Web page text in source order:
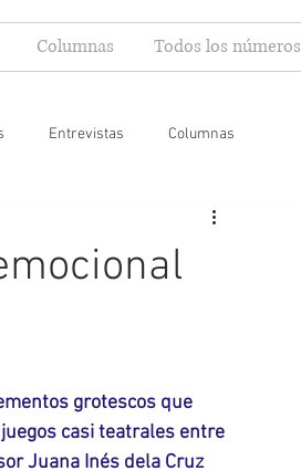
Columnas Todos los números
Entrevistas Columnas
grotescos que
casi teatrales entre
Juana Inés dela Cruz